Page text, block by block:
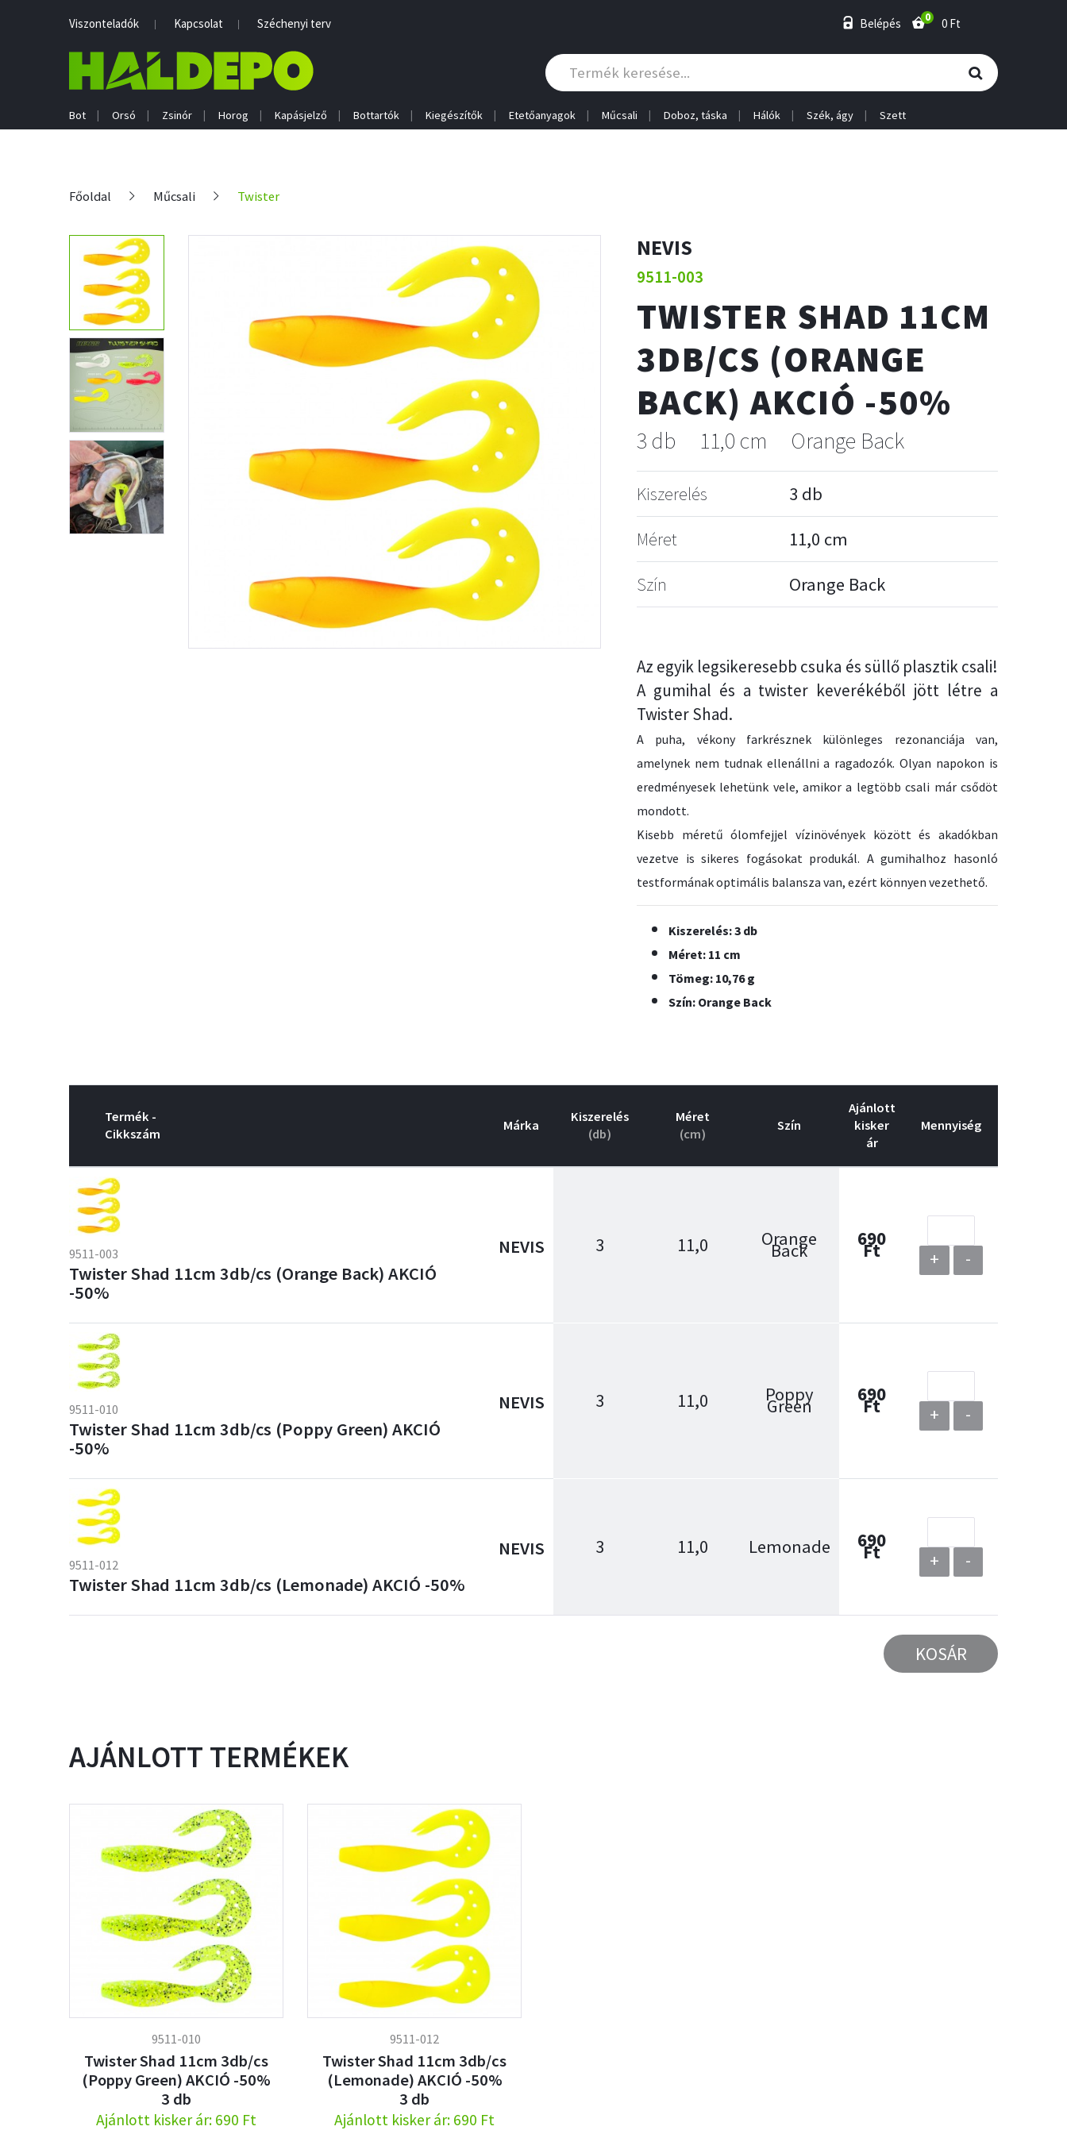
Viszonteladók Kapcsolat Széchenyi terv Belépés 0 0 Ft
Bot Orsó Zsinór Horog Kapásjelző Bottartók Kiegészítők Etetőanyagok Műcsali Doboz, táska Hálók Szék, ágy Szett
Főoldal Műcsali Twister
NEVIS
9511-003
TWISTER SHAD 11CM
3DB/CS (ORANGE
BACK) AKCIÓ -50%
3 db 11,0 cm Orange Back
Kiszerelés 3 db
Méret 11,0 cm
Szín Orange Back
Az egyik legsikeresebb csuka és süllő plasztik csali!
A gumihal és a twister keverékéből jött létre a
Twister Shad.
A puha, vékony farkrésznek különleges rezonanciája van,
amelynek nem tudnak ellenállni a ragadozók. Olyan napokon is
eredményesek lehetünk vele, amikor a legtöbb csali már csődöt
mondott.
Kisebb méretű ólomfejjel vízinövények között és akadókban
vezetve is sikeres fogásokat produkál. A gumihalhoz hasonló
testformának optimális balansza van, ezért könnyen vezethető.
Kiszerelés: 3 db
Méret: 11 cm
Tömeg: 10,76 g
Szín: Orange Back
Termék -
Cikkszám
Márka
Kiszerelés
(db)
Méret
(cm)
Szín
Ajánlott
kisker
ár
Mennyiség
9511-003
Twister Shad 11cm 3db/cs (Orange Back) AKCIÓ
-50%
NEVIS 3 11,0 Orange
Back
690
Ft + -
9511-010
Twister Shad 11cm 3db/cs (Poppy Green) AKCIÓ
-50%
NEVIS 3 11,0 Poppy
Green
690
Ft + -
9511-012
Twister Shad 11cm 3db/cs (Lemonade) AKCIÓ -50%
NEVIS 3 11,0 Lemonade 690
Ft + -
KOSÁR
AJÁNLOTT TERMÉKEK
9511-010
Twister Shad 11cm 3db/cs
(Poppy Green) AKCIÓ -50%
3 db
Ajánlott kisker ár: 690 Ft
9511-012
Twister Shad 11cm 3db/cs
(Lemonade) AKCIÓ -50%
3 db
Ajánlott kisker ár: 690 Ft